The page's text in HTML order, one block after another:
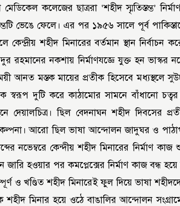
মেডিকেল কলেজের ছাত্ররা ‘শহীদ স্মৃতিস্তম্ভ’
ভেঙে ফেলে। এর পর ১৯৫৬ সালে পূর্ব
কেন্দ্রীয় শহীদ মিনারের বর্তমান স্থান নির্বাচন
রহমানের নকশায় নির্মাণযজ্ঞে যুক্ত হন
আনত মস্তক মায়ের প্রতীক হিসেবে মধ্যস্থলে
স্বরূপ দুটি করে কাঠামোর সামনে বাঁধানো
দেয়ালচিত্র। ছিল বেদনাঘন শহীদ দিবসের
আরো ছিল ভাষা আন্দোলন জাদুঘর ও
নভেম্বরে কেন্দীয় শহীদ মিনারের নির্মাণ
জারি হওয়ার পর কমপ্লেক্সের নির্মাণ কাজ বন্ধ
ও খণ্ডিত শহীদ মিনারেই ফুল দিয়ে ভাষা
শহীদ মিনার হয়ে ওঠে বাঙালির আন্দোলন